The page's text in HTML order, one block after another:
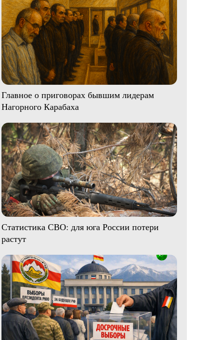
Главное о приговорах бывшим лидерам
Нагорного Карабаха
Статистика СВО: для юга России потери
растут